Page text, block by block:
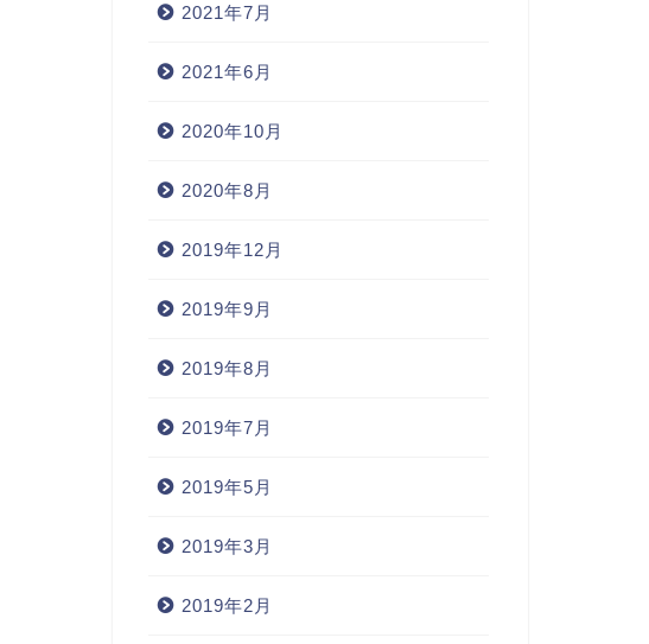
2021年7月
2021年6月
2020年10月
2020年8月
2019年12月
2019年9月
2019年8月
2019年7月
2019年5月
2019年3月
2019年2月